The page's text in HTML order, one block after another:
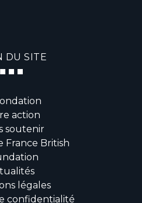
DU SITE
action
soutenir
France British
légales
confidentialité